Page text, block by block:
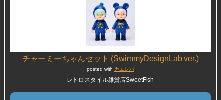
チャーミーちゃんセット (SwimmyDesignLab ver.)
posted with カエレバ
レトロスタイル雑貨店SweetFish